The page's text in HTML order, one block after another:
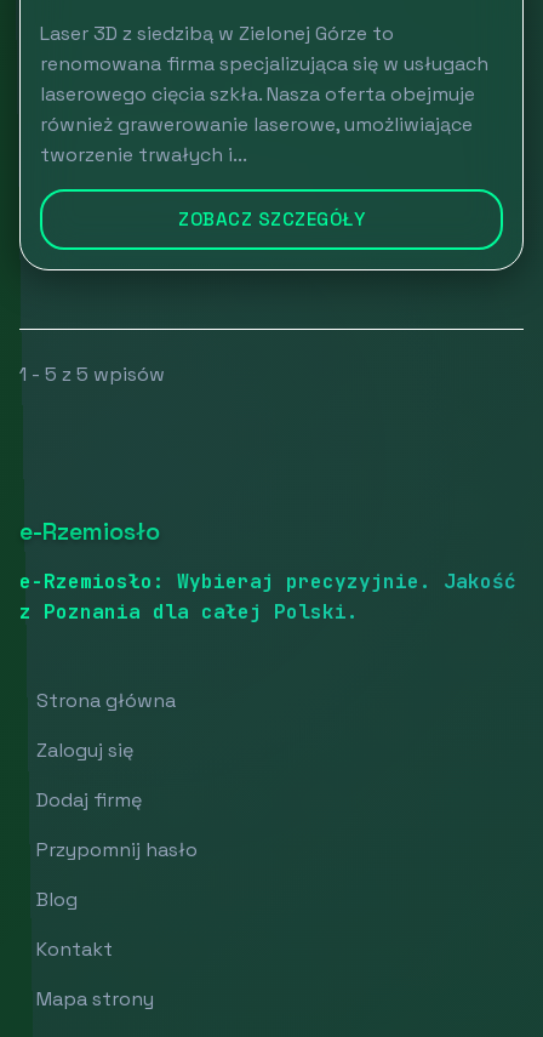
Laser 3D z siedzibą w Zielonej Górze to
renomowana firma specjalizująca się w usługach
laserowego cięcia szkła. Nasza oferta obejmuje
również grawerowanie laserowe, umożliwiające
tworzenie trwałych i...
ZOBACZ SZCZEGÓŁY
1 - 5 z 5 wpisów
e-Rzemiosło
e-Rzemiosło: Wybieraj precyzyjnie. Jakość
z Poznania dla całej Polski.
Strona główna
Zaloguj się
Dodaj firmę
Przypomnij hasło
Blog
Kontakt
Mapa strony